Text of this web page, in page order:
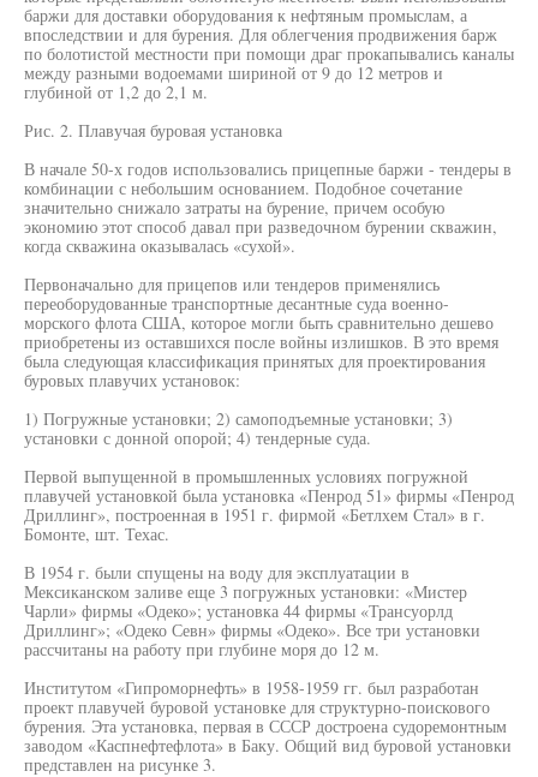
баржи для доставки оборудования к нефтяным промыслам, а
впоследствии и для бурения. Для облегчения продвижения барж
по болотистой местности при помощи драг прокапывались каналы
между разными водоемами шириной от 9 до 12 метров и
глубиной от 1,2 до 2,1 м.
Рис. 2. Плавучая буровая установка
В начале 50-х годов использовались прицепные баржи - тендеры в
комбинации с небольшим основанием. Подобное сочетание
значительно снижало затраты на бурение, причем особую
экономию этот способ давал при разведочном бурении скважин,
когда скважина оказывалась «сухой».
Первоначально для прицепов или тендеров применялись
переоборудованные транспортные десантные суда военно-
морского флота США, которое могли быть сравнительно дешево
приобретены из оставшихся после войны излишков. В это время
была следующая классификация принятых для проектирования
буровых плавучих установок:
1) Погружные установки; 2) самоподъемные установки; 3)
установки с донной опорой; 4) тендерные суда.
Первой выпущенной в промышленных условиях погружной
плавучей установкой была установка «Пенрод 51» фирмы «Пенрод
Дриллинг», построенная в 1951 г. фирмой «Бетлхем Стал» в г.
Бомонте, шт. Техас.
В 1954 г. были спущены на воду для эксплуатации в
Мексиканском заливе еще 3 погружных установки: «Мистер
Чарли» фирмы «Одеко»; установка 44 фирмы «Трансуорлд
Дриллинг»; «Одеко Севн» фирмы «Одеко». Все три установки
рассчитаны на работу при глубине моря до 12 м.
Институтом «Гипроморнефть» в 1958-1959 гг. был разработан
проект плавучей буровой установке для структурно-поискового
бурения. Эта установка, первая в СССР достроена судоремонтным
заводом «Каспнефтефлота» в Баку. Общий вид буровой установки
представлен на рисунке 3.